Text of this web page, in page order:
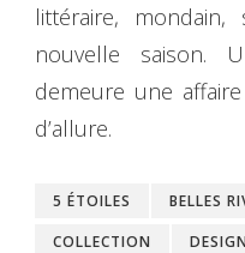
littéraire,
nouvelle saison.
demeure une
d’allure.
5 ÉTOILES BELLES
COLLECTION
DESIGN